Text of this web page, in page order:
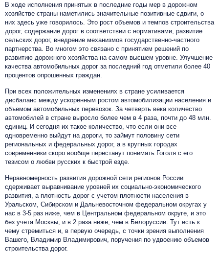
В ходе исполнения принятых в последние годы мер в дорожном
хозяйстве страны наметились значительные позитивные сдвиги, о
них здесь уже говорилось. Это рост объемов и темпов строительства
дорог, содержание дорог в соответствии с нормативами, развитие
сельских дорог, внедрение механизмов государственно-частного
партнерства. Во многом это связано с принятием решений по
развитию дорожного хозяйства на самом высшем уровне. Улучшение
качества автомобильных дорог за последний год отметили более 40
процентов опрошенных граждан.
При всех положительных изменениях в стране усиливается
дисбаланс между ускоренным ростом автомобилизации населения и
объемом автомобильных перевозок. За четверть века количество
автомобилей в стране выросло более чем в 4 раза, почти до 48 млн.
единиц. И сегодня их такое количество, что если они все
одновременно выйдут на дороги, то займут половину сети
региональных и федеральных дорог, а в крупных городах
современники скоро вообще перестанут понимать Гоголя с его
тезисом о любви русских к быстрой езде.
Неравномерность развития дорожной сети регионов России
сдерживает выравнивание уровней их социально-экономического
развития, а плотность дорог с учетом плотности населения в
Уральском, Сибирском и Дальневосточном федеральном округах у
нас в 3-5 раз ниже, чем в Центральном федеральном округе, и это
без учета Москвы, и в 2 раза ниже, чем в Белоруссии. Тут есть к
чему стремиться и, в первую очередь, с точки зрения выполнения
Вашего, Владимир Владимирович, поручения по удвоению объемов
строительства дорог.